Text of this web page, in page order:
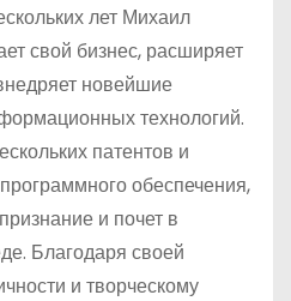
лет Михаил
свой бизнес, расширяет
новейшие
технологий.
патентов и
обеспечения,
и почет в
Благодаря своей
и творческому